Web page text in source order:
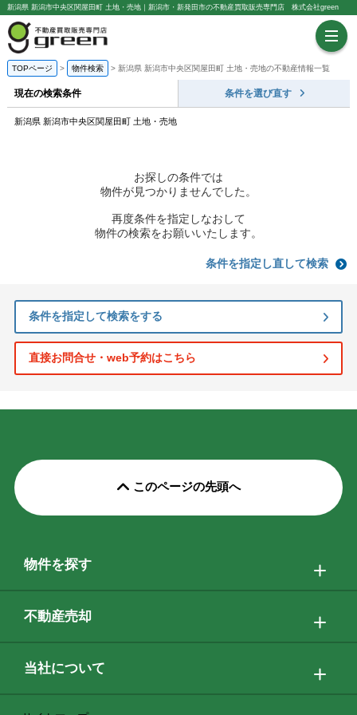
新潟県 新潟市中央区関屋田町 土地・売地｜新潟市・新発田市の不動産買取販売専門店 株式会社green
TOPページ 物件検索 新潟県 新潟市中央区関屋田町 土地・売地の不動産情報一覧
現在の検索条件 条件を選び直す
新潟県 新潟市中央区関屋田町 土地・売地
お探しの条件では
物件が見つかりませんでした。
再度条件を指定しなおして
物件の検索をお願いいたします。
条件を指定し直して検索
条件を指定して検索をする
直接お問合せ・web予約はこちら
このページの先頭へ
物件を探す
不動産売却
当社について